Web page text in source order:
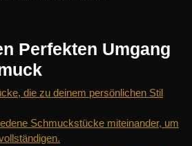
Perfekten Umgang
die zu deinem persönlichen Stil
Schmuckstücke miteinander, um